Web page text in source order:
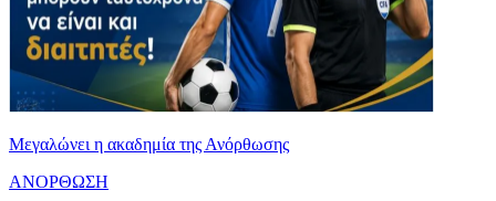
Μεγαλώνει η ακαδημία της Ανόρθωσης
ΑΝΟΡΘΩΣΗ